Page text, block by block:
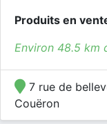
Produits en
Environ 48.5 km
7 rue de
Couëron